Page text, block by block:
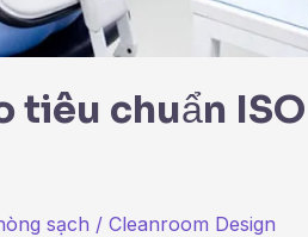
tiêu chuẩn
sạch / Cleanroom Design